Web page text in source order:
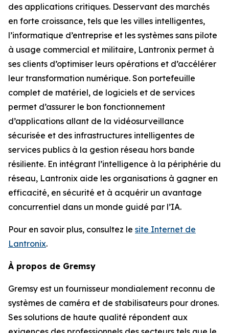
des applications critiques. Desservant des marchés
en forte croissance, tels que les villes intelligentes,
l’informatique d’entreprise et les systèmes sans pilote
à usage commercial et militaire, Lantronix permet à
ses clients d’optimiser leurs opérations et d’accélérer
leur transformation numérique. Son portefeuille
complet de matériel, de logiciels et de services
permet d’assurer le bon fonctionnement
d’applications allant de la vidéosurveillance
sécurisée et des infrastructures intelligentes de
services publics à la gestion réseau hors bande
résiliente. En intégrant l’intelligence à la périphérie du
réseau, Lantronix aide les organisations à gagner en
efficacité, en sécurité et à acquérir un avantage
concurrentiel dans un monde guidé par l’IA.
Pour en savoir plus, consultez le site Internet de
Lantronix.
À propos de Gremsy
Gremsy est un fournisseur mondialement reconnu de
systèmes de caméra et de stabilisateurs pour drones.
Ses solutions de haute qualité répondent aux